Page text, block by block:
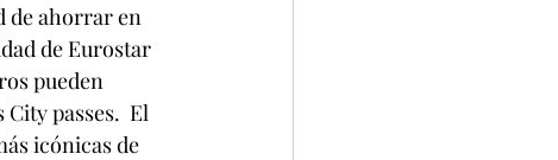
de ahorrar en
de Eurostar
pueden
passes.  El
icónicas de